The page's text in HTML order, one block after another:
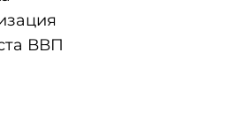
ВВП